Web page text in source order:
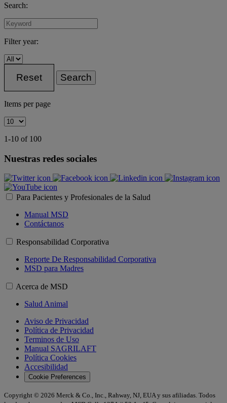
Search:
Filter year:
Reset Search
Items per page
1-10 of 100
Nuestras redes sociales
Para Pacientes y Profesionales de la Salud
Manual MSD
Contáctanos
Responsabilidad Corporativa
Reporte De Responsabilidad Corporativa
MSD para Madres
Acerca de MSD
Salud Animal
Aviso de Privacidad
Política de Privacidad
Terminos de Uso
Manual SAGRILAFT
Política Cookies
Accesibilidad
Cookie Preferences
Copyright © 2026 Merck & Co., Inc., Rahway, NJ, EUA y sus afiliadas. Todos